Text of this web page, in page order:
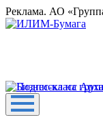
Реклама. АО